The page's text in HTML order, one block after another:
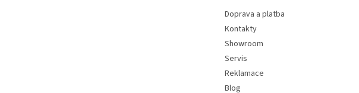
Doprava a platba
Kontakty
Showroom
Servis
Reklamace
Blog